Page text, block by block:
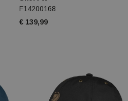
F14200168
€ 139,99